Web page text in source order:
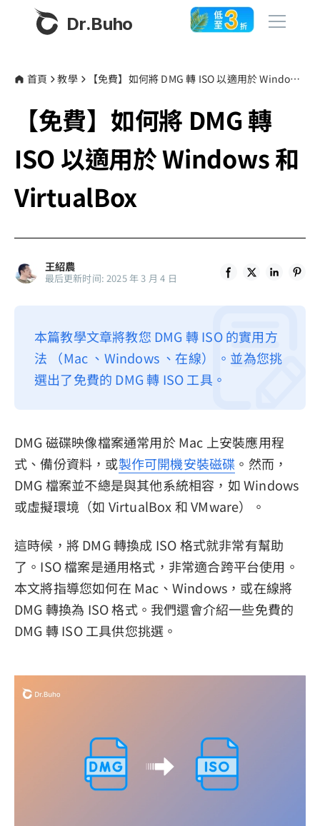
Dr.Buho
產品
BuhoCleaner
BuhoUnlocker
BuhoRepair
BuhoLaunchpad
商店
部落格
隱私權政策
服務條款
首頁 教學 【免費】如何將 DMG 轉 ISO 以適用於 Windows 和 VirtualBox
【免費】如何將 DMG 轉
ISO 以適用於 Windows 和
VirtualBox
王紹農
最后更新时间: 2025 年 3 月 4 日
本篇教學文章將教您 DMG 轉 ISO 的實用方
法 （Mac 、Windows 、在線） 。並為您挑
選出了免費的 DMG 轉 ISO 工具。
DMG 磁碟映像檔案通常用於 Mac 上安裝應用程
式、備份資料，或製作可開機安裝磁碟 。然而，
DMG 檔案並不總是與其他系統相容，如 Windows
或虛擬環境（如 VirtualBox 和 VMware）。
這時候，將 DMG 轉換成 ISO 格式就非常有幫助
了。ISO 檔案是通用格式，非常適合跨平台使用。
本文將指導您如何在 Mac、Windows，或在線將
DMG 轉換為 ISO 格式。我們還會介紹一些免費的
DMG 轉 ISO 工具供您挑選。